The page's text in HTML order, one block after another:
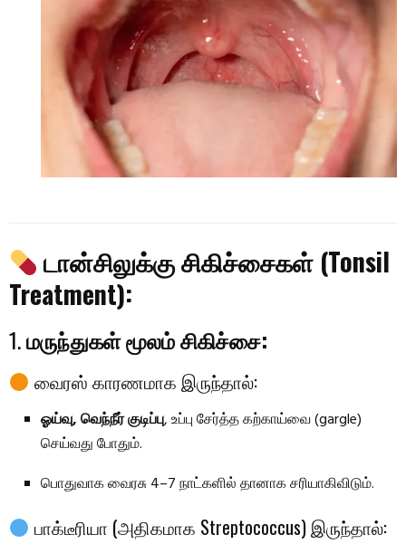
டான்சிலுக்கு சிகிச்சைகள் (Tonsil
Treatment):
1.மருந்துகள் மூலம் சிகிச்சை:
வைரஸ் காரணமாக இருந்தால்:
ஓய்வு, வெந்நீர் குடிப்பு, உப்பு சேர்த்த கற்காய்வை (gargle)
செய்வது போதும்.
பொதுவாக வைரசு 4–7 நாட்களில் தானாக சரியாகிவிடும்.
பாக்டீரியா (அதிகமாக Streptococcus) இருந்தால்: